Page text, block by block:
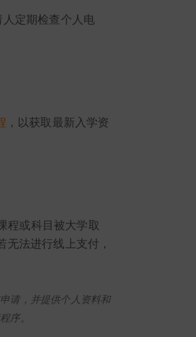
定期检查个人电
，以获取最新入学资
程或科目被大学取
法进行线上支付，
请，并提供个人资料和
序。